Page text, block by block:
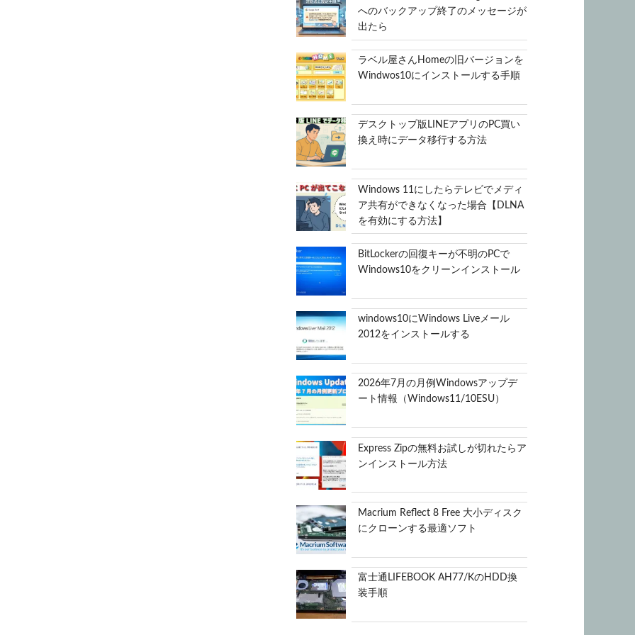
へのバックアップ終了のメッセージが
出たら
ラベル屋さんHomeの旧バージョンを
Windwos10にインストールする手順
デスクトップ版LINEアプリのPC買い
換え時にデータ移行する方法
Windows 11にしたらテレビでメディ
ア共有ができなくなった場合【DLNA
を有効にする方法】
BitLockerの回復キーが不明のPCで
Windows10をクリーンインストール
windows10にWindows Liveメール
2012をインストールする
2026年7月の月例Windowsアップデ
ート情報（Windows11/10ESU）
Express Zipの無料お試しが切れたらア
ンインストール方法
Macrium Reflect 8 Free 大小ディスク
にクローンする最適ソフト
富士通LIFEBOOK AH77/KのHDD換
装手順